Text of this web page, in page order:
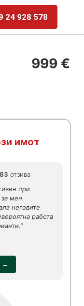
24 928 578
999 €
имот
83 отзива
при
мен.
неговите
работа
→